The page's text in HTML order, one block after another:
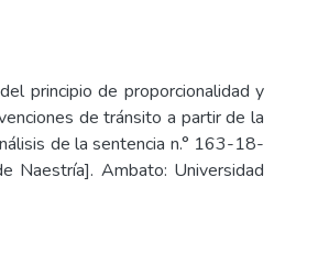
principio de proporcionalidad y
de tránsito a partir de la
de la sentencia n.° 163-18-
Naestría]. Ambato: Universidad